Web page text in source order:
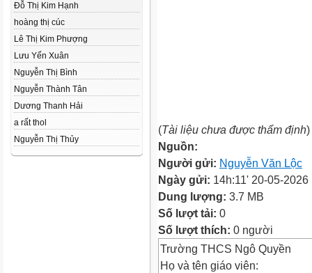
Đỗ Thị Kim Hạnh
hoàng thị cúc
Lê Thị Kim Phượng
Lưu Yến Xuân
Nguyễn Thị Bình
Nguyễn Thành Tân
Dương Thanh Hải
a rất thol
Nguyễn Thị Thủy
(Tài liệu chưa được thẩm định)
Nguồn:
Người gửi: Nguyễn Văn Lộc
Ngày gửi: 14h:11' 20-05-2026
Dung lượng: 3.7 MB
Số lượt tải: 0
Số lượt thích: 0 người
Trường THCS Ngô Quyền
Họ và tên giáo viên: